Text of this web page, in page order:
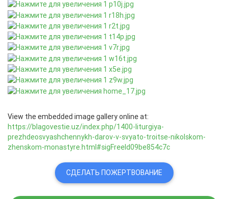
View the embedded image gallery online at:
https://blagovestie.uz/index.php/1400-liturgiya-
prezhdeosvyashchennykh-darov-v-svyato-troitse-nikolskom-
zhenskom-monastyre.html#sigFreeId09be854c7c
СДЕЛАТЬ ПОЖЕРТВОВАНИЕ